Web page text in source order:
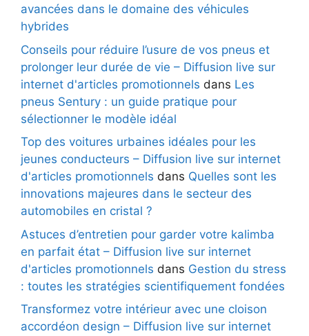
avancées dans le domaine des véhicules
hybrides
Conseils pour réduire l’usure de vos pneus et
prolonger leur durée de vie – Diffusion live sur
internet d'articles promotionnels dans Les
pneus Sentury : un guide pratique pour
sélectionner le modèle idéal
Top des voitures urbaines idéales pour les
jeunes conducteurs – Diffusion live sur internet
d'articles promotionnels dans Quelles sont les
innovations majeures dans le secteur des
automobiles en cristal ?
Astuces d’entretien pour garder votre kalimba
en parfait état – Diffusion live sur internet
d'articles promotionnels dans Gestion du stress
: toutes les stratégies scientifiquement fondées
Transformez votre intérieur avec une cloison
accordéon design – Diffusion live sur internet